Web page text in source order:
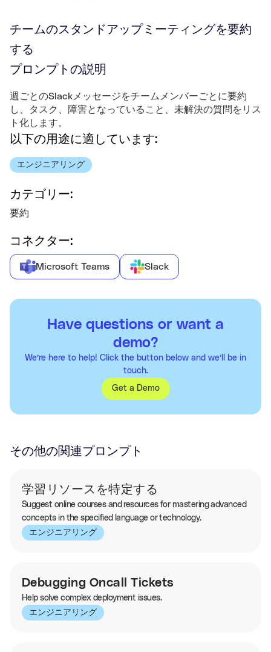
チームのスタンドアップミーティングを要約
する
プロンプトの説明
週ごとのSlackメッセージをチームメンバーごとに要約
し、タスク、障害となっていること、未解決の質問をリス
ト化します。
以下の用途に適しています:
エンジニアリング
カテゴリー:
要約
コネクター:
Microsoft Teams Slack
Have questions or want a
demo?
We’re here to help! Click the button below and we’ll be in
touch.
Get a Demo
その他の関連プロンプト
学習リソースを特定する
Suggest online courses and resources for mastering advanced
concepts in the specified language or technology.
エンジニアリング
Debugging Oncall Tickets
Help solve complex deployment issues.
エンジニアリング